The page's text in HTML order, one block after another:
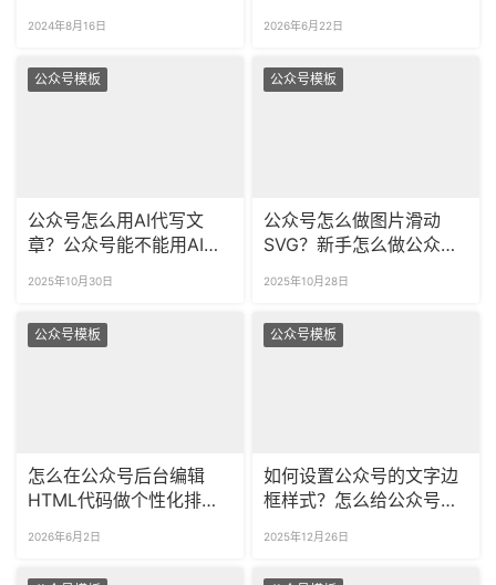
2024年8月16日 2026年6月22日
公众号模板
公众号怎么用AI代写文
章？公众号能不能用AI做
2025年10月30日
公众号模板
公众号怎么做图片滑动
SVG？新手怎么做公众号
2025年10月28日
公众号模板
怎么在公众号后台编辑
HTML代码做个性化排
最终渲染效果？
2026年6月2日
公众号模板
如何设置公众号的文字边
框样式？怎么给公众号的
2025年12月26日